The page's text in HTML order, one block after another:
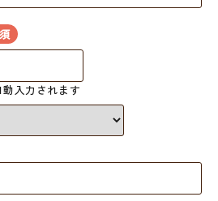
入力されます